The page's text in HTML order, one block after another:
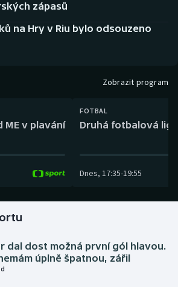
zápasů
na Hry v Riu bylo odsouzeno
Zobrazit program
ME v plavání
FOTBAL
Druhá fotbalová
Dnes, 17:35-19:55
dal dost možná první gól hlavou.
úplně špatnou, zářil